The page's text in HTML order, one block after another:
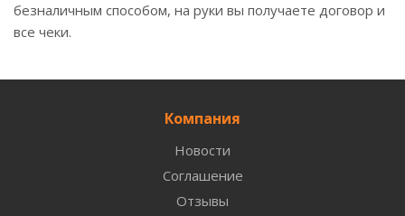
безналичным способом, на руки вы получаете договор и
все чеки.
Компания
Новости
Соглашение
Отзывы